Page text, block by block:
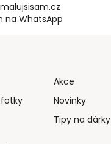
na WhatsApp
Akce
Novinky
Tipy na dárky